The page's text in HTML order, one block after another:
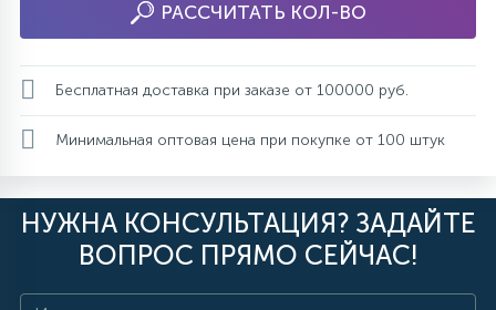
РАССЧИТАТЬ КОЛ-ВО
Бесплатная доставка при заказе от 100000 руб.
Минимальная оптовая цена при покупке от 100 штук
НУЖНА КОНСУЛЬТАЦИЯ? ЗАДАЙТЕ
ВОПРОС ПРЯМО СЕЙЧАС!